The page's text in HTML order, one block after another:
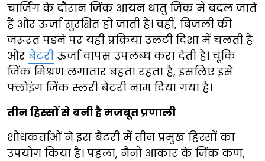
चार्जिंग के दौरान जिंक आयन धातु जिंक में बदल जाते
हैं और ऊर्जा सुरक्षित हो जाती है। वहीं, बिजली की
जरूरत पड़ने पर यही प्रक्रिया उलटी दिशा में चलती है
और बैटरी ऊर्जा वापस उपलब्ध करा देती है। चूंकि
जिंक मिश्रण लगातार बहता रहता है, इसलिए इसे
फ्लोइंग जिंक स्लरी बैटरी नाम दिया गया है।
तीन हिस्सों से बनी है मजबूत प्रणाली
शोधकर्ताओं ने इस बैटरी में तीन प्रमुख हिस्सों का
उपयोग किया है। पहला, नैनो आकार के जिंक कण,